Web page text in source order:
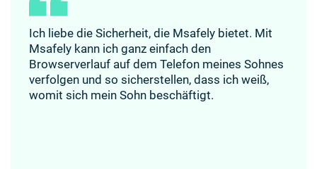
Ich liebe die Sicherheit, die Msafely bietet. Mit
Msafely kann ich ganz einfach den
Browserverlauf auf dem Telefon meines Sohnes
verfolgen und so sicherstellen, dass ich weiß,
womit sich mein Sohn beschäftigt.